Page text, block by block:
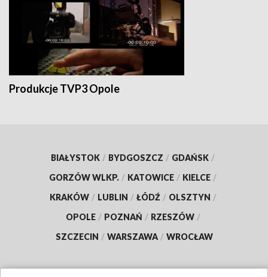
Produkcje TVP3 Opole
BIAŁYSTOK / BYDGOSZCZ / GDAŃSK /
GORZÓW WLKP. / KATOWICE / KIELCE /
KRAKÓW / LUBLIN / ŁÓDŹ / OLSZTYN /
OPOLE / POZNAŃ / RZESZÓW /
SZCZECIN / WARSZAWA / WROCŁAW